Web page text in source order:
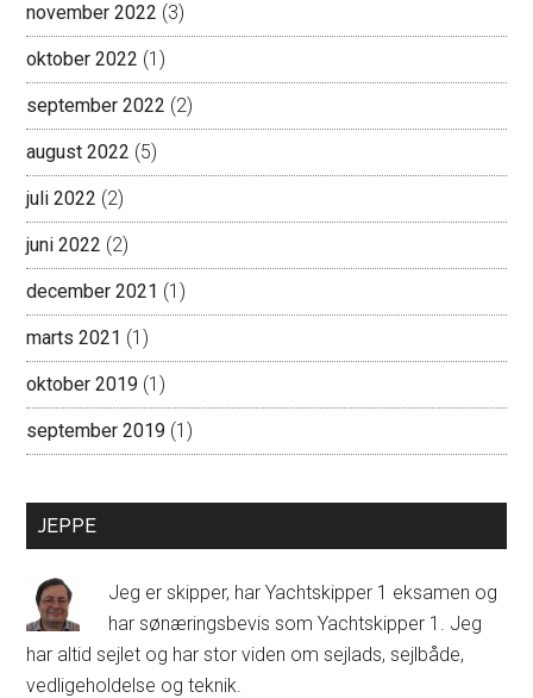
november 2022 (3)
oktober 2022 (1)
september 2022 (2)
august 2022 (5)
juli 2022 (2)
juni 2022 (2)
december 2021 (1)
marts 2021 (1)
oktober 2019 (1)
september 2019 (1)
JEPPE
Jeg er skipper, har Yachtskipper 1 eksamen og
har sønæringsbevis som Yachtskipper 1. Jeg
har altid sejlet og har stor viden om sejlads, sejlbåde,
vedligeholdelse og teknik.